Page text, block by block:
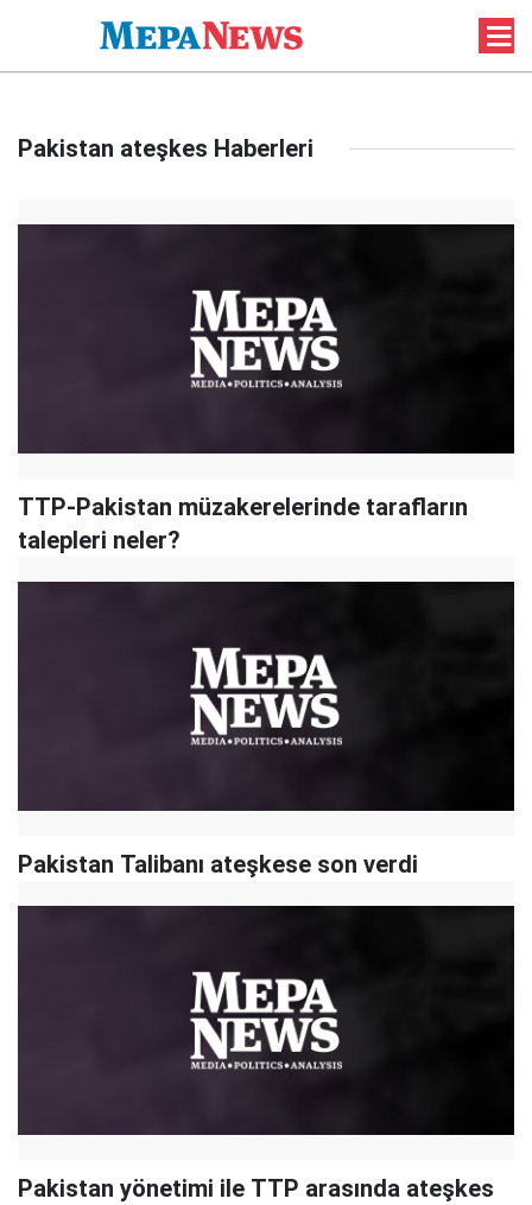
Pakistan ateşkes Haberleri
TTP-Pakistan müzakerelerinde tarafların
talepleri neler?
Pakistan Talibanı ateşkese son verdi
Pakistan yönetimi ile TTP arasında ateşkes